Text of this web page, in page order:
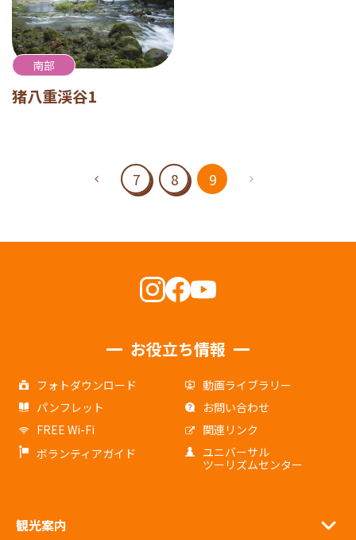
南部
猪八重渓谷1
7 8 9
お役立ち情報
フォトダウンロード
動画ライブラリー
パンフレット
お問い合わせ
FREE Wi-Fi
関連リンク
ボランティアガイド
ユニバーサル
ツーリズムセンター
観光案内